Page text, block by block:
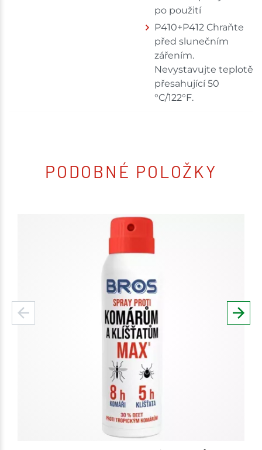
po použití
P410+P412 Chraňte
před slunečním
zářením.
Nevystavujte teplotě
přesahující 50
°C/122°F.
PODOBNÉ POLOŽKY